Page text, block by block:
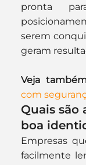
pronta
serem
geram
Veja
com
Quais são
boa
Empresas
facilmente